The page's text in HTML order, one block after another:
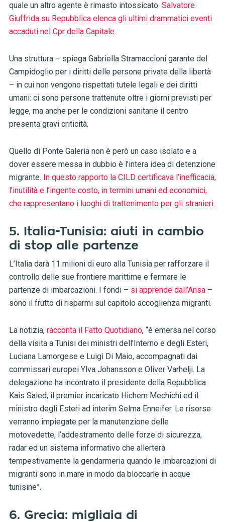
quale un altro agente è rimasto intossicato. Salvatore
Giuffrida su Repubblica elenca gli ultimi drammatici eventi
accaduti nel Cpr della Capitale.
Una struttura – spiega Gabriella Stramaccioni garante del
Campidoglio per i diritti delle persone private della libertà
– in cui non vengono rispettati tutele legali e dei diritti
umani: ci sono persone trattenute oltre i giorni previsti per
legge, ma anche per le condizioni sanitarie il centro
presenta gravi criticità.
Quello di Ponte Galeria non è però un caso isolato e a
dover essere messa in dubbio è l’intera idea di detenzione
migrante. In questo rapporto la CILD certificava l’inefficacia,
l’inutilità e l’ingente costo, in termini umani ed economici,
che rappresentano i luoghi di trattenimento per gli stranieri.
5. Italia-Tunisia: aiuti in cambio
di stop alle partenze
L’Italia darà 11 milioni di euro alla Tunisia per rafforzare il
controllo delle sue frontiere marittime e fermare le
partenze di imbarcazioni. I fondi – si apprende dall’Ansa–
sono il frutto di risparmi sul capitolo accoglienza migranti.
La notizia, racconta il Fatto Quotidiano, “è emersa nel corso
della visita a Tunisi dei ministri dell’Interno e degli Esteri,
Luciana Lamorgese e Luigi Di Maio, accompagnati dai
commissari europei Ylva Johansson e Oliver Varhelji. La
delegazione ha incontrato il presidente della Repubblica
Kais Saied, il premier incaricato Hichem Mechichi ed il
ministro degli Esteri ad interim Selma Enneifer. Le risorse
verranno impiegate per la manutenzione delle
motovedette, l’addestramento delle forze di sicurezza,
radar ed un sistema informativo che allerterà
tempestivamente la gendarmeria quando le imbarcazioni di
migranti sono in mare in modo da bloccarle in acque
tunisine”.
6. Grecia: migliaia di